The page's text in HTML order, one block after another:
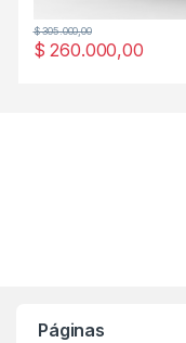
$ 260.000,00
$305.000,00
Páginas